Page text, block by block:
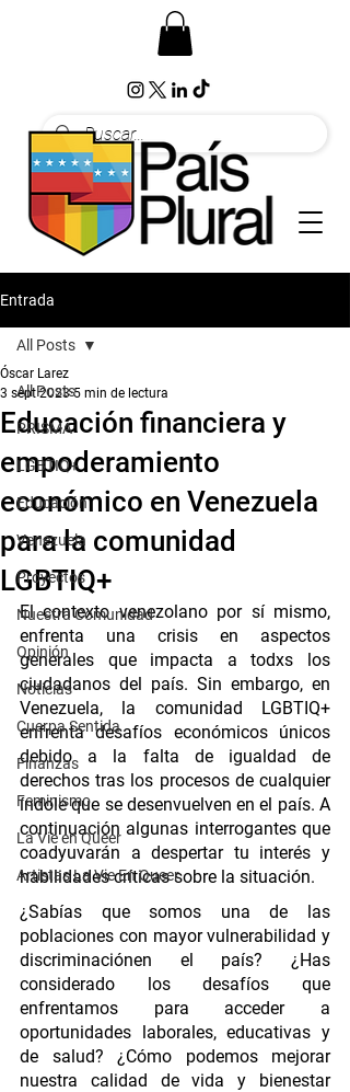
Entrada
All Posts
PRISMA
LGBTIQ+
Educación
Venezuela
Proyectos
Nuestra Comunidad
Opinión
Noticias
Cuerpa Sentida
Finanzas
Feminismo
La Vie en Queer
Artistas La Vie En Queer
All Posts
Educación financiera y
empoderamiento
económico en Venezuela
para la comunidad
LGBTIQ+
Óscar Larez
3 sept 2023 5 min de lectura
El contexto venezolano por sí mismo,
enfrenta una crisis en aspectos
generales que impacta a todxs los
ciudadanos del país. Sin embargo, en
Venezuela, la comunidad LGBTIQ+
enfrenta desafíos económicos únicos
debido a la falta de igualdad de
derechos tras los procesos de cualquier
índole que se desenvuelven en el país. A
continuación algunas interrogantes que
coadyuvarán a despertar tu interés y
habilidades críticas sobre la situación.
¿Sabías que somos una de las
poblaciones con mayor vulnerabilidad y
discriminaciónen el país? ¿Has
considerado los desafíos que
enfrentamos para acceder a
oportunidades laborales, educativas y
de salud? ¿Cómo podemos mejorar
nuestra calidad de vida y bienestar